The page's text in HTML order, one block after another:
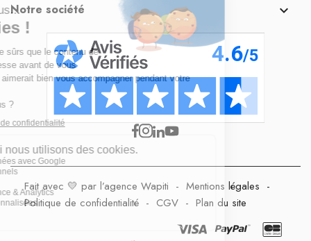
Notre société 
Fait avec 💛 par l’agence Wapiti - Mentions légales -
Politique de confidentialité - CGV - Plan du site